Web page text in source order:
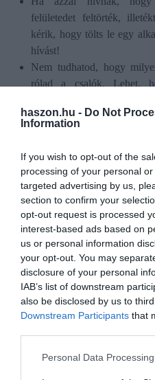
haszon.hu - Do Not
Information
If you wish to opt-out of the
processing of your personal
targeted advertising by us,
section to confirm your
opt-out request is processed
interest-based ads based on
us or personal information
your opt-out. You may
disclosure of your personal
IAB’s list of downstream
also be disclosed by us to
Downstream Participants that
Please note that this website/
Personal Data
felületedet feltörték,
kérik, hogy tölts le egy
hívást!
Nem tudhatod, hogy
rólad a csalók. Lehet,
számlavezető bankod
tanácsainkat, ismerd fel, ha
tesznek!
A bank, amikor csak
megvédeni, ezért csalás
számlád és a kártyád
megpróbáljuk felvenni
téged sürgetni, főleg
másik bankhoz.
csalás csalók
figyelmeztetés veszély